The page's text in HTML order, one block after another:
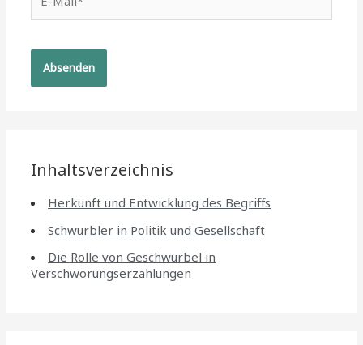
Mail*
Inhaltsverzeichnis
Herkunft und Entwicklung des Begriffs
Schwurbler in Politik und Gesellschaft
Die Rolle von Geschwurbel in
Verschwörungserzählungen